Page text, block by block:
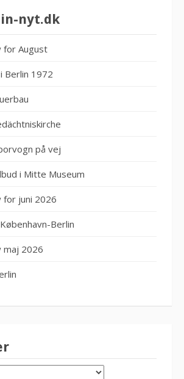
nyt.dk
for August
Berlin 1972
på vej
i Mitte Museum
for juni 2026
Berlin
maj 2026